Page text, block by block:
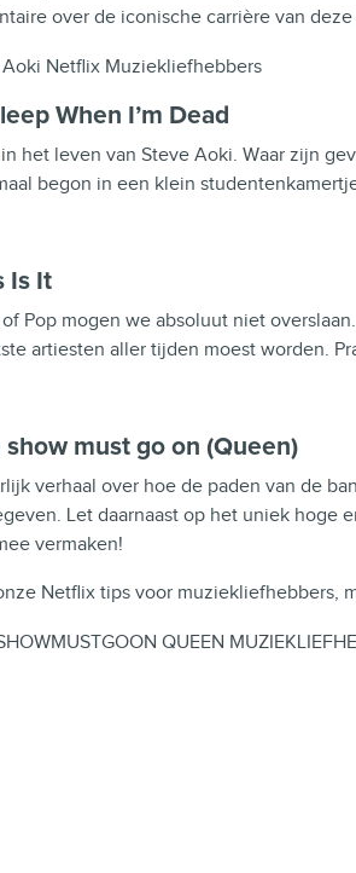
over de iconische carrière van
When I’m Dead
het leven van Steve Aoki. Waar zijn
begon in een klein
Is It
Pop mogen we absoluut niet
artiesten aller tijden moest worden.
show must go on (Queen)
verhaal over hoe de paden van de
Let daarnaast op het uniek hoge
vermaken!
Netflix tips voor muziekliefhebbers,